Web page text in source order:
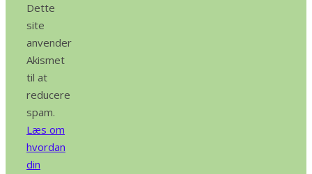
Dette
site
anvender
Akismet
til at
reducere
spam.
Læs om
hvordan
din